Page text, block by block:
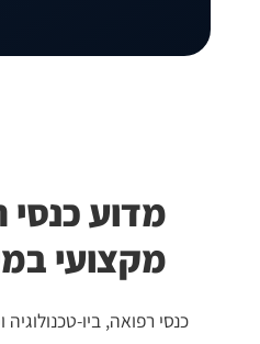
מדוע כנסי
מקצועי
כנסי רפואה, ביו-